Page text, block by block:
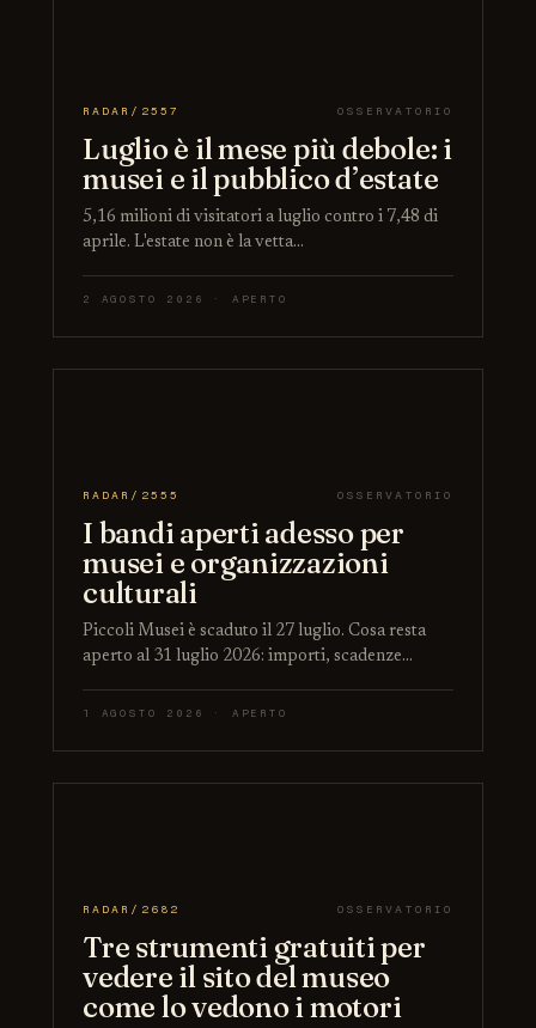
RADAR/2557 OSSERVATORIO
Luglio è il mese più debole: i
musei e il pubblico d’estate
5,16 milioni di visitatori a luglio contro i 7,48 di
aprile. L'estate non è la vetta…
2 AGOSTO 2026 · APERTO
RADAR/2555 OSSERVATORIO
I bandi aperti adesso per
musei e organizzazioni
culturali
Piccoli Musei è scaduto il 27 luglio. Cosa resta
aperto al 31 luglio 2026: importi, scadenze…
1 AGOSTO 2026 · APERTO
RADAR/2682 OSSERVATORIO
Tre strumenti gratuiti per
vedere il sito del museo
come lo vedono i motori